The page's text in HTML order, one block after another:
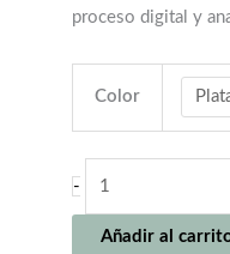
proceso digital y
Color
-
7500
Añadir al